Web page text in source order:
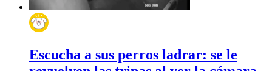
Escucha a sus perros ladrar: se le